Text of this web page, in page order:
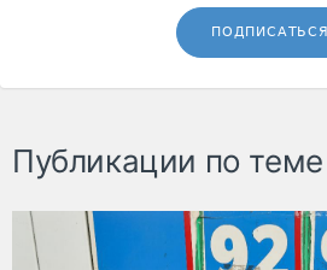
ПОДПИСАТЬСЯ
Публикации по теме